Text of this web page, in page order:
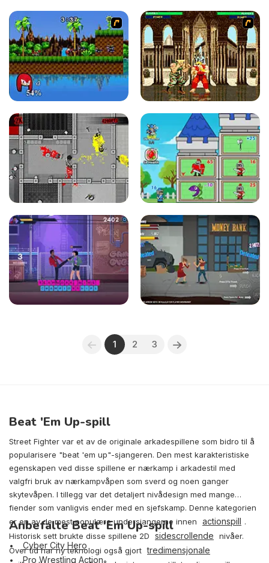
1 2 3
Beat 'Em Up-spill
Street Fighter var et av de originale arkadespillene som bidro til å
popularisere "beat 'em up"-sjangeren. Den mest karakteristiske
egenskapen ved disse spillene er nærkamp i arkadestil med
valgfri bruk av nærkampvåpen som sverd og noen ganger
skytevåpen. I tillegg var det detaljert nivådesign med mange
fiender som vanligvis ender med en sjefskamp. Denne kategorien
er en av de mest populære undersjangerne innen
actionspill .
Historisk sett brukte disse spillene 2D
sidescrollende
nivåer.
Over tid har ny teknologi også gjort tredimensjonale
Anbefalte Beat 'Em Up-spill
Cyber City Hero
Pro Wrestling Action